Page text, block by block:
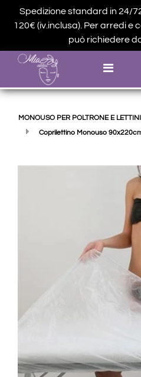
Spedizione standard in 24/
120€ (iv.inclusa). Per arredi e
può richiedere
Open
MONOUSO PER POLTRONE E LETTINI
Coprilettino Monouso